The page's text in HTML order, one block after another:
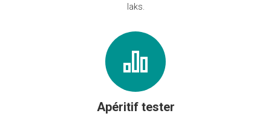
laks.
Apéritif tester